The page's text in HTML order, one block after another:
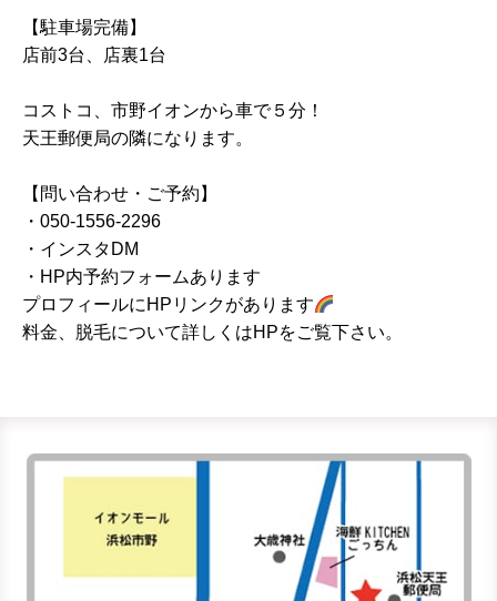
【駐車場完備】
店前3台、店裏1台
コストコ、市野イオンから車で５分！
天王郵便局の隣になります。
【問い合わせ・ご予約】
・050-1556-2296
・インスタDM
・HP内予約フォームあります
プロフィールにHPリンクがあります
料金、脱毛について詳しくはHPをご覧下さい。